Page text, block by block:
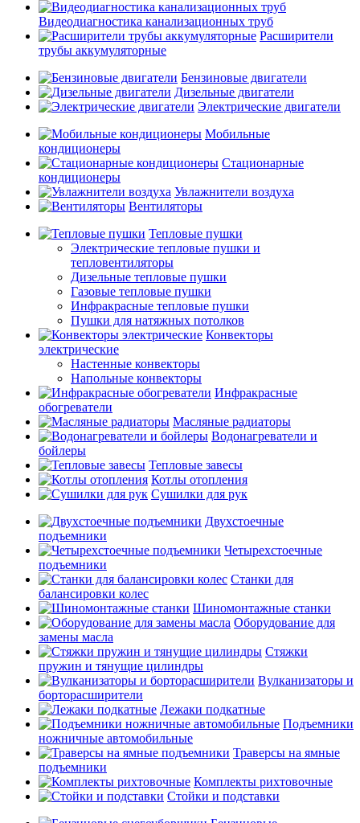
Видеодиагностика канализационных труб
Расширители
трубы аккумуляторные
Бензиновые двигатели
Дизельные двигатели
Электрические двигатели
Мобильные
кондиционеры
Стационарные
кондиционеры
Увлажнители воздуха
Вентиляторы
Тепловые пушки
Электрические тепловые пушки и
тепловентиляторы
Дизельные тепловые пушки
Газовые тепловые пушки
Инфракрасные тепловые пушки
Пушки для натяжных потолков
Конвекторы
электрические
Настенные конвекторы
Напольные конвекторы
Инфракрасные
обогреватели
Масляные радиаторы
Водонагреватели и
бойлеры
Тепловые завесы
Котлы отопления
Сушилки для рук
Двухстоечные
подъемники
Четырехстоечные
подъемники
Станки для
балансировки колес
Шиномонтажные станки
Оборудование для
замены масла
Стяжки
пружин и тянущие цилиндры
Вулканизаторы и
борторасширители
Лежаки подкатные
Подъемники
ножничные автомобильные
Траверсы на ямные
подъемники
Комплекты рихтовочные
Стойки и подставки